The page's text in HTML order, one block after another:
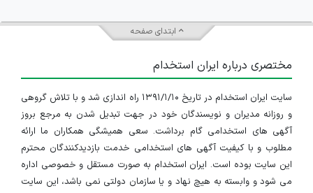
ابتدای صفحه
مختصری درباره ایران استخدام
سایت ایران استخدام در تاریخ ۱۳۹۱/۱/۱۰ راه اندازی شد و با تلاش گروهی
و روزانه مدیران و نویسندگان خود در جهت تبدیل شدن به مرجع بروز
آگهی های استخدامی گام برداشت. سعی همیشگی همکاران ما ارائه
مطلوب و با کیفیت آگهی های استخدامی خدمت بازدیدکنندگان محترم
این سایت بوده است. ایران استخدام به صورت مستقل و خصوصی اداره
می شود و وابسته به هیچ نهاد و یا سازمان دولتی نمی باشد، این سایت